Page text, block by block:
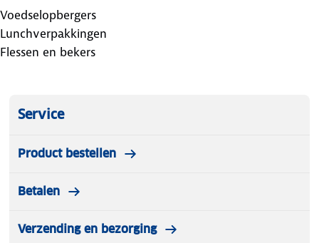
Voedselopbergers
Lunchverpakkingen
Flessen en bekers
Service
Product bestellen
Betalen
Verzending en bezorging